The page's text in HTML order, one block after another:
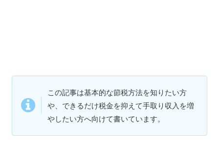
この記事は基本的な節税方法を知りたい方
や、できるだけ税金を抑えて手取り収入を増
やしたい方へ向けて書いています。